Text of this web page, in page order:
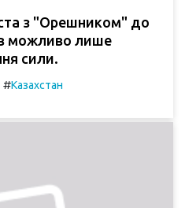
з "Орешником" до
можливо лише
сили.
#Казахстан